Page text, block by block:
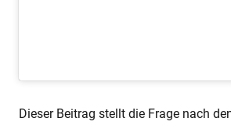
Dieser Beitrag stellt die Frage nach